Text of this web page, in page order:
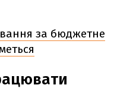
за бюджетне